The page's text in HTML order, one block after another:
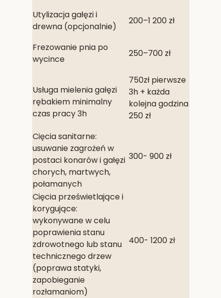
Utylizacja gałęzi i
drewna (opcjonalnie)
200–1 200 zł
Frezowanie pnia po
wycince
250–700 zł
Usługa mielenia gałęzi
rębakiem minimalny
czas pracy 3h
750zł pierwsze
3h + każda
kolejna godzina
250 zł
Cięcia sanitarne:
usuwanie zagrożeń w
postaci konarów i gałęzi
chorych, martwych,
połamanych
300- 900 zł
Cięcia prześwietlające i
korygujące:
wykonywane w celu
poprawienia stanu
zdrowotnego lub stanu
technicznego drzew
(poprawa statyki,
zapobieganie
rozłamaniom)
400- 1200 zł